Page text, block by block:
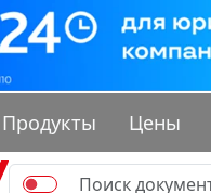
Продукты Цены